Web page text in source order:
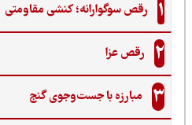
رقص سوگوارانه؛ کنشی مقاومتی
رقص عزا
مبارزه با جست‌وجوی گنج‌